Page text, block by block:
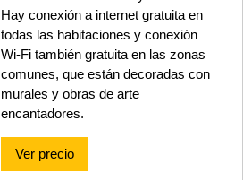
Hay conexión a internet gratuita en
todas las habitaciones y conexión
Wi-Fi también gratuita en las zonas
comunes, que están decoradas con
murales y obras de arte
encantadores.
Ver precio